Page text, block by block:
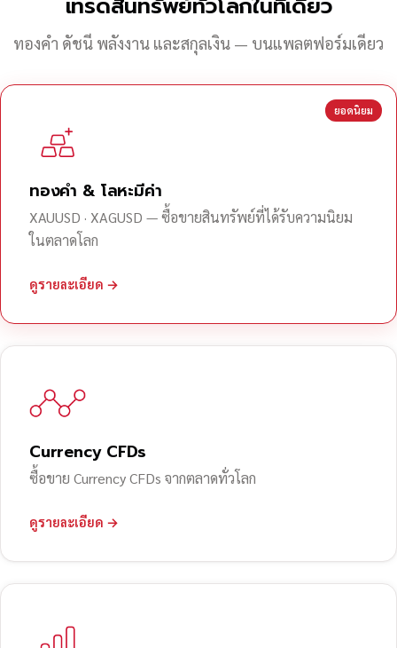
ทองคำ ดัชนี พลังงาน และสกุลเงิน — บนแพลตฟอร์มเดียว
ยอดนิยม
ทองคำ & โลหะมีค่า
XAUUSD · XAGUSD — ซื้อขายสินทรัพย์ที่ได้รับความนิยม
ในตลาดโลก
ดูรายละเอียด →
Currency CFDs
ซื้อขาย Currency CFDs จากตลาดทั่วโลก
ดูรายละเอียด →